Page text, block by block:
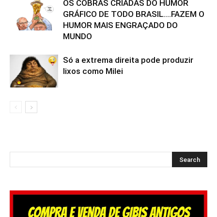
OS COBRAS CRIADAS DO HUMOR
GRÁFICO DE TODO BRASIL….FAZEM O
HUMOR MAIS ENGRAÇADO DO
MUNDO
Só a extrema direita pode produzir
lixos como Milei